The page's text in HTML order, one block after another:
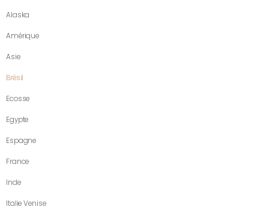
Alaska
Amérique
Asie
Brésil
Ecosse
Egypte
Espagne
France
Inde
Italie Venise